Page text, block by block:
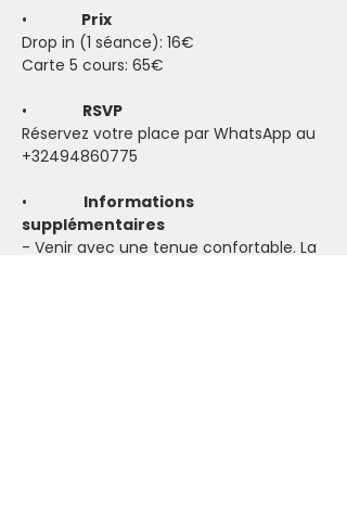
•
Prix
Drop in (1 séance): 16€
Carte 5 cours: 65€
•
RSVP
Réservez votre place par WhatsApp au
+32494860775
• Informations
supplémentaires
- Venir avec une tenue confortable. La